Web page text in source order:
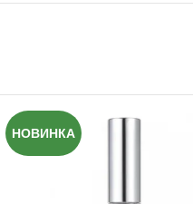
НОВИНКА